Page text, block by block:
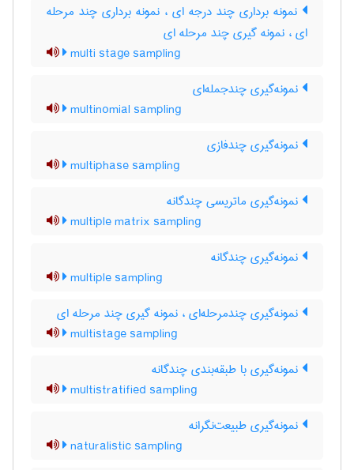
نمونه برداری چند درجه ای ، نمونه برداری چند مرحله
ای ، نمونه گیری چند مرحله ای
multi stage sampling
نمونه‌گیری چندجمله‌ای
multinomial sampling
نمونه‌گیری چندفازی
multiphase sampling
نمونه‌گیری ماتریسی چندگانه
multiple matrix sampling
نمونه‌گیری چندگانه
multiple sampling
نمونه‌گیری چندمرحله‌ای ، نمونه گیری چند مرحله ای
multistage sampling
نمونه‌گیری با طبقه‌بندی چندگانه
multistratified sampling
نمونه‌گیری طبیعت‌نگرانه
naturalistic sampling